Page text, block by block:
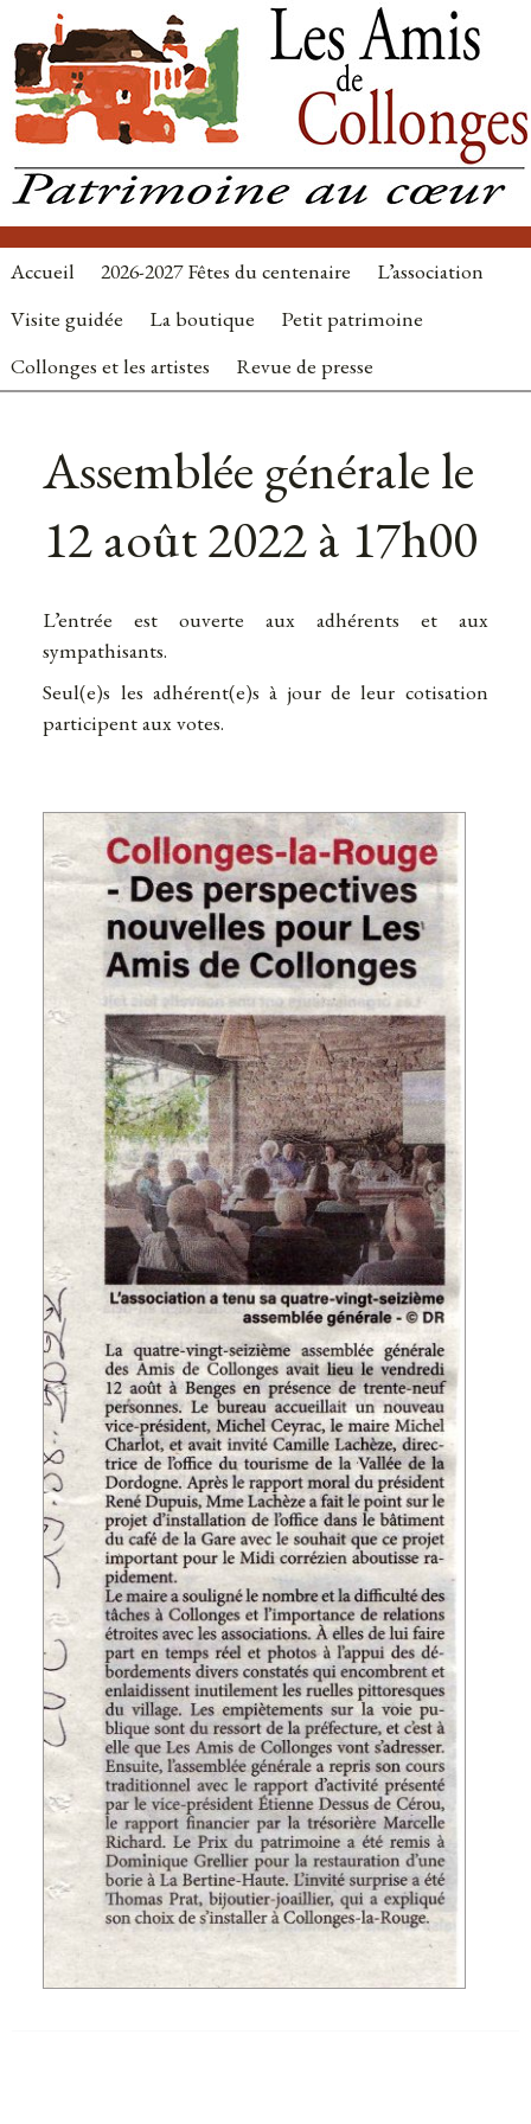
Accueil 2026-2027 Fêtes du centenaire
L’association
Visite guidée
La boutique
Petit patrimoine
Collonges et les artistes
Revue de presse
Assemblée générale le
12 août 2022 à 17h00
L’entrée est ouverte aux adhérents et aux
sympathisants.
Seul(e)s les adhérent(e)s à jour de leur cotisation
participent aux votes.
nouvelles